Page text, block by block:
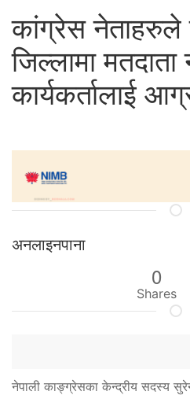
कांग्रेस
जिल्लामा मतदाता
कार्यकर्तालाई
अनलाइनपाना
0
Shares
नेपाली काङ्ग्रेसका केन्द्रीय सदस्य